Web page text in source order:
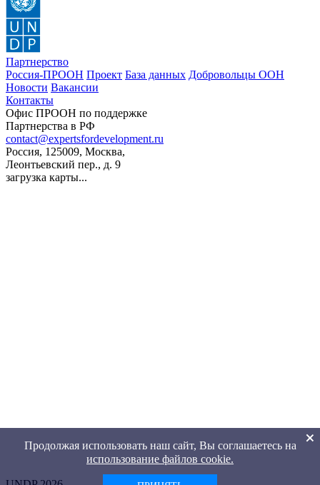
Партнерство
Россия-ПРООН Проект База данных Добровольцы ООН
Новости Вакансии
Контакты
Офис ПРООН по поддержке
Партнерства в РФ
contact@expertsfordevelopment.ru
Россия, 125009, Москва,
Леонтьевский пер., д. 9
загрузка карты...
Продолжая использовать наш сайт, Вы соглашаетесь на
использование файлов cookie.